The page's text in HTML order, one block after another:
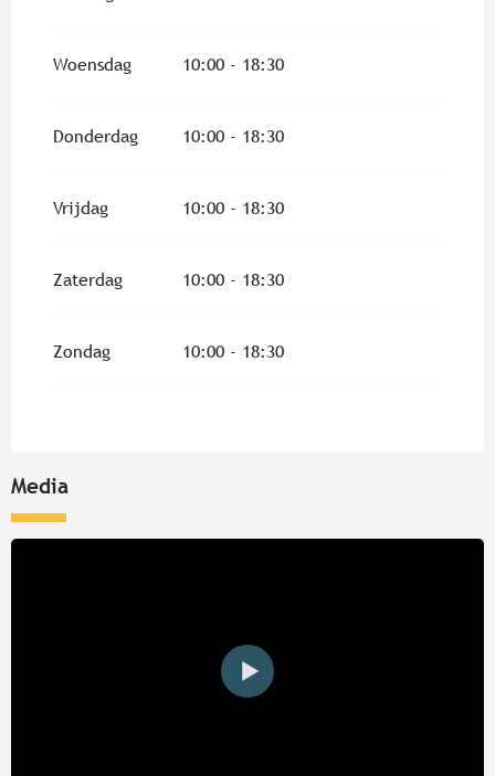
Woensdag 10:00 - 18:30
Donderdag 10:00 - 18:30
Vrijdag 10:00 - 18:30
Zaterdag 10:00 - 18:30
Zondag 10:00 - 18:30
Media